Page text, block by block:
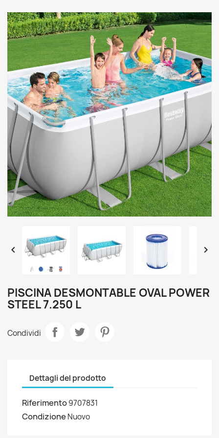
 
PISCINA DESMONTABLE OVAL POWER
STEEL 7.250 L
Condividi
Dettagli del prodotto
Riferimento9707831
Condizione Nuovo